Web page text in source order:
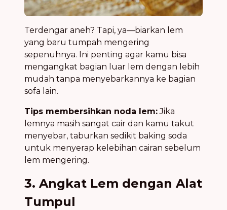
Terdengar aneh? Tapi, ya—biarkan lem
yang baru tumpah mengering
sepenuhnya. Ini penting agar kamu bisa
mengangkat bagian luar lem dengan lebih
mudah tanpa menyebarkannya ke bagian
sofa lain.
Tips membersihkan noda lem:Jika
lemnya masih sangat cair dan kamu takut
menyebar, taburkan sedikit baking soda
untuk menyerap kelebihan cairan sebelum
lem mengering.
3. Angkat Lem dengan Alat
Tumpul